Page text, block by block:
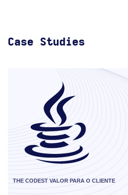
Case Studies
THE CODEST VALOR PARA O CLIENTE